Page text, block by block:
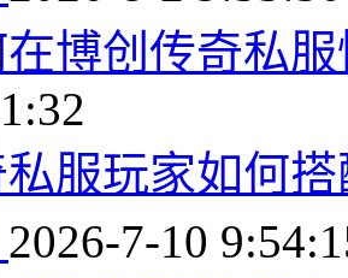
博创传奇私
服玩家如何
2026-7-10